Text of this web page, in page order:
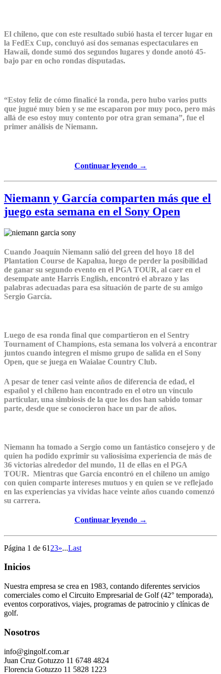
El chileno, que con este resultado subió hasta el tercer lugar en
la FedEx Cup, concluyó así dos semanas espectaculares en
Hawaii, donde sumó dos segundos lugares y donde anotó 45-
bajo par en ocho rondas disputadas.
“Estoy feliz de cómo finalicé la ronda, pero hubo varios putts
que jugué muy bien y se me escaparon por muy poco, pero más
allá de eso estoy muy contento por otra gran semana”, fue el
primer análisis de Niemann.
Continuar leyendo →
Niemann y García comparten más que el
juego esta semana en el Sony Open
Cuando Joaquín Niemann salió del green del hoyo 18 del
Plantation Course de Kapalua, luego de perder la posibilidad
de ganar su segundo evento en el PGA TOUR, al caer en el
desempate ante Harris English, encontró el abrazo y las
palabras adecuadas para esa situación de parte de su amigo
Sergio García.
Luego de esa ronda final que compartieron en el Sentry
Tournament of Champions, esta semana los volverá a encontrar
juntos cuando integren el mismo grupo de salida en el Sony
Open, que se juega en Waialae Country Club.
A pesar de tener casi veinte años de diferencia de edad, el
español y el chileno han encontrado en el otro un vínculo
particular, una simbiosis de la que los dos han sabido tomar
parte, desde que se conocieron hace un par de años.
Niemann ha tomado a Sergio como un fantástico consejero y de
quien ha podido exprimir su valiosísima experiencia de más de
36 victorias alrededor del mundo, 11 de ellas en el PGA
TOUR. Mientras que García encontró en el chileno un amigo
con quien comparte intereses mutuos y en quien se ve reflejado
en las experiencias ya vividas hace veinte años cuando comenzó
su carrera.
Continuar leyendo →
Página 1 de 61 23»...Last
Inicios
Nuestra empresa se crea en 1983, contando diferentes servicios
comerciales como el Circuito Empresarial de Golf (42° temporada),
eventos corporativos, viajes, programas de patrocinio y clínicas de
golf.
Nosotros
info@gingolf.com.ar
Juan Cruz Gotuzzo 11 6748 4824
Florencia Gotuzzo 11 5828 1223